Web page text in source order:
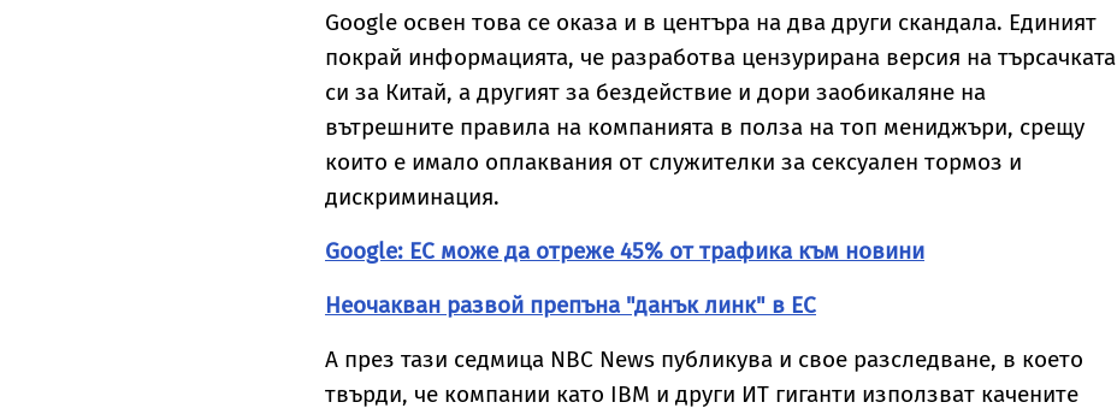
Google освен това се оказа и в центъра на два други скандала. Единият
покрай информацията, че разработва цензурирана версия на търсачката
си за Китай, а другият за бездействие и дори заобикаляне на
вътрешните правила на компанията в полза на топ мениджъри, срещу
които е имало оплаквания от служителки за сексуален тормоз и
дискриминация.
Google: ЕС може да отреже 45% от трафика към новини
Неочакван развой препъна "данък линк" в ЕС
А през тази седмица NBC News публикува и свое разследване, в което
твърди, че компании като IBM и други ИТ гиганти използват качените